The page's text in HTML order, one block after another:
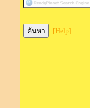
[Help]